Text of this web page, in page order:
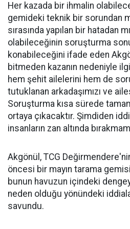
Her kazada bir ihmalin
gemideki teknik bir sorundan
sırasında yapılan bir hatadan
olabileceğinin soruşturma
konabileceğini ifade eden
bitmeden kazanın nedeniyle
hem şehit ailelerini hem de
tutuklanan arkadaşımızı ve
Soruşturma kısa sürede
ortaya çıkacaktır. Şimdiden
insanların zan altında
Akgönül, TCG
öncesi bir mayın tarama
bunun havuzun içindeki
neden olduğu yönündeki
savundu.